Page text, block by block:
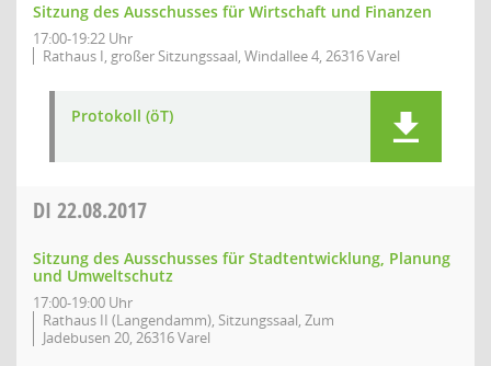
Sitzung des Ausschusses für Wirtschaft und Finanzen
17:00-19:22 Uhr
Rathaus I, großer Sitzungssaal, Windallee 4, 26316 Varel
Protokoll (öT)
DI 22.08.2017
Sitzung des Ausschusses für Stadtentwicklung, Planung
und Umweltschutz
17:00-19:00 Uhr
Rathaus II (Langendamm), Sitzungssaal, Zum
Jadebusen 20, 26316 Varel